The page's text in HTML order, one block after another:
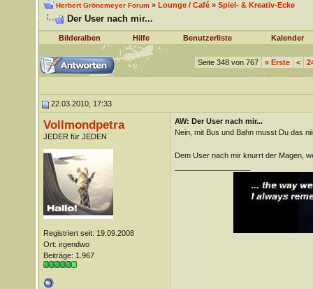
Herbert Grönemeyer Forum» Lounge / Café» Spiel- & Kreativ-Ecke
Der User nach mir...
Bilderalben Hilfe Benutzerliste Kalender
Seite 348 von 767 «Erste <
22.03.2010, 17:33
Vollmondpetra
JEDER für JEDEN
Registriert seit: 19.09.2008
Ort: irgendwo
Beiträge: 1.967
AW: Der User nach mir...
Nein, mit Bus und Bahn musst Du das
Dem User nach mir knurrt der Magen,